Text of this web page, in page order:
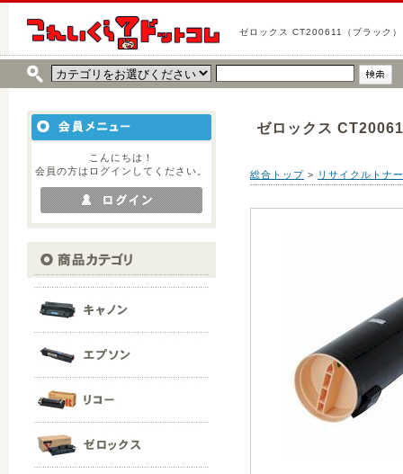
ゼロックス CT200611（ブラック）
こんにちは！
会員の方はログインしてください。
ゼロックス
総合トップ > リサイクルトナ